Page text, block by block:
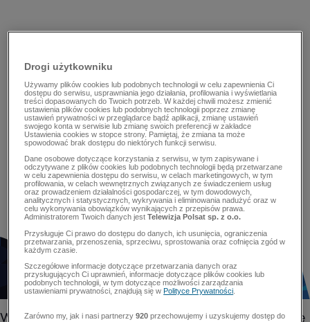
Drogi użytkowniku
Używamy plików cookies lub podobnych technologii w celu zapewnienia Ci
dostępu do serwisu, usprawniania jego działania, profilowania i wyświetlania
treści dopasowanych do Twoich potrzeb. W każdej chwili możesz zmienić
ustawienia plików cookies lub podobnych technologii poprzez zmianę
ustawień prywatności w przeglądarce bądź aplikacji, zmianę ustawień
swojego konta w serwisie lub zmianę swoich preferencji w zakładce
Ustawienia cookies w stopce strony. Pamiętaj, że zmiana ta może
spowodować brak dostępu do niektórych funkcji serwisu.
Dane osobowe dotyczące korzystania z serwisu, w tym zapisywane i
odczytywane z plików cookies lub podobnych technologii będą przetwarzane
w celu zapewnienia dostępu do serwisu, w celach marketingowych, w tym
profilowania, w celach wewnętrznych związanych ze świadczeniem usług
oraz prowadzeniem działalności gospodarczej, w tym dowodowych,
analitycznych i statystycznych, wykrywania i eliminowania nadużyć oraz w
celu wykonywania obowiązków wynikających z przepisów prawa.
Administratorem Twoich danych jestTelewizja Polsat sp. z o.o.
Przysługuje Ci prawo do dostępu do danych, ich usunięcia, ograniczenia
przetwarzania, przenoszenia, sprzeciwu, sprostowania oraz cofnięcia zgód w
każdym czasie.
Szczegółowe informacje dotyczące przetwarzania danych oraz
przysługujących Ci uprawnień, informacje dotyczące plików cookies lub
podobnych technologii, w tym dotyczące możliwości zarządzania
ustawieniami prywatności, znajdują się wPolityce Prywatności
Zarówno my, jak i nasi partnerzy920 przechowujemy i uzyskujemy dostęp do